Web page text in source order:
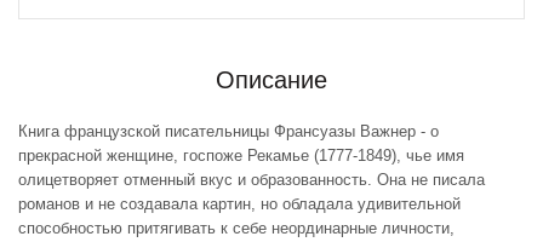
Описание
Книга французской писательницы Франсуазы Важнер - о
прекрасной женщине, госпоже Рекамье (1777-1849), чье имя
олицетворяет отменный вкус и образованность. Она не писала
романов и не создавала картин, но обладала удивительной
способностью притягивать к себе неординарные личности,